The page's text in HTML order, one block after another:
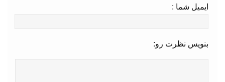
ایمیل شما :
بنویس نظرت رو: